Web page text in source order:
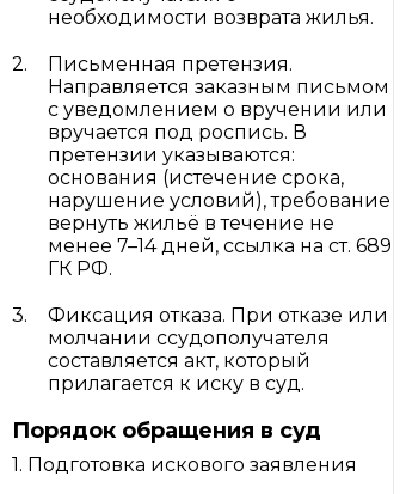
необходимости возврата жилья.
Письменная претензия.
Направляется заказным письмом
с уведомлением о вручении или
вручается под роспись. В
претензии указываются:
основания (истечение срока,
нарушение условий), требование
вернуть жильё в течение не
менее 7–14 дней, ссылка на ст. 689
ГК РФ.
Фиксация отказа. При отказе или
молчании ссудополучателя
составляется акт, который
прилагается к иску в суд.
Порядок обращения в суд
1. Подготовка искового заявления